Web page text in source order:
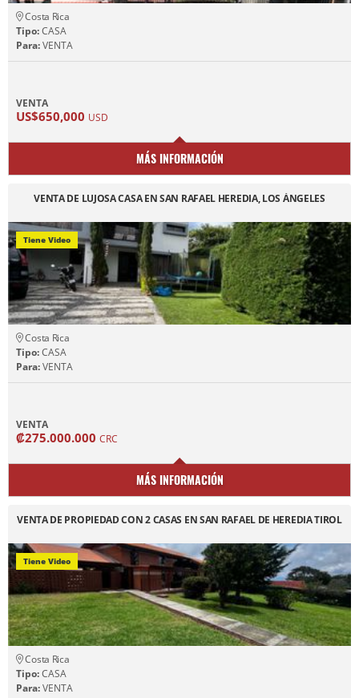
Costa Rica
Tipo:CASA
Para:VENTA
VENTA
US$650,000 USD
MÁS INFORMACIÓN
VENTA DE LUJOSA CASA EN SAN RAFAEL HEREDIA, LOS ÁNGELES
Tiene Video
Costa Rica
Tipo:CASA
Para:VENTA
VENTA
₡275.000.000 CRC
MÁS INFORMACIÓN
VENTA DE PROPIEDAD CON 2 CASAS EN SAN RAFAEL DE HEREDIA TIROL
Tiene Video
Costa Rica
Tipo:CASA
Para:VENTA